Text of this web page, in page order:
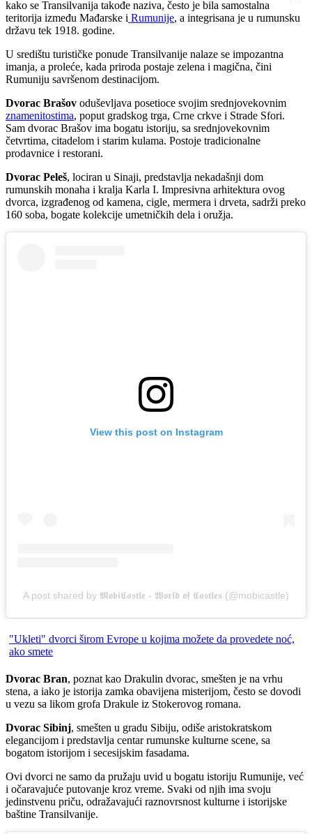
kako se Transilvanija takođe naziva, često je bila samostalna
teritorija između Mađarske i Rumunije, a integrisana je u rumunsku
državu tek 1918. godine.
U središtu turističke ponude Transilvanije nalaze se impozantna
imanja, a proleće, kada priroda postaje zelena i magična, čini
Rumuniju savršenom destinacijom.
Dvorac Brašov oduševljava posetioce svojim srednjovekovnim
znamenitostima, poput gradskog trga, Crne crkve i Strade Sfori.
Sam dvorac Brašov ima bogatu istoriju, sa srednjovekovnim
četvrtima, citadelom i starim kulama. Postoje tradicionalne
prodavnice i restorani.
Dvorac Peleš, lociran u Sinaji, predstavlja nekadašnji dom
rumunskih monaha i kralja Karla I. Impresivna arhitektura ovog
dvorca, izgrađenog od kamena, cigle, mermera i drveta, sadrži preko
160 soba, bogate kolekcije umetničkih dela i oružja.
View this post on Instagram
A post shared by 𝕸𝖔𝖇𝖎𝕮𝖆𝖘𝖙𝖑𝖊 - 𝖂𝖔𝖗𝖑𝖉 𝖔𝖋 𝕮𝖆𝖘𝖙𝖑𝖊𝖘 (@mobicastle)
"Ukleti" dvorci širom Evrope u kojima možete da provedete noć,
ako smete
Dvorac Bran, poznat kao Drakulin dvorac, smešten je na vrhu
stena, a iako je istorija zamka obavijena misterijom, često se dovodi
u vezu sa likom grofa Drakule iz Stokerovog romana.
Dvorac Sibinj, smešten u gradu Sibiju, odiše aristokratskom
elegancijom i predstavlja centar rumunske kulturne scene, sa
bogatom istorijom i secesijskim fasadama.
Ovi dvorci ne samo da pružaju uvid u bogatu istoriju Rumunije, već
i očaravajuće putovanje kroz vreme. Svaki od njih ima svoju
jedinstvenu priču, odražavajući raznovrsnost kulturne i istorijske
baštine Transilvanije.